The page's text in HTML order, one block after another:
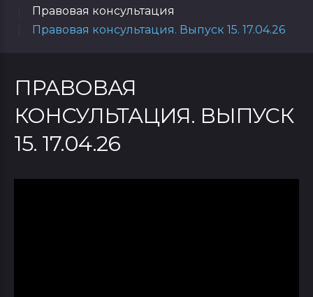
Правовая консультация
Правовая консультация. Выпуск 15. 17.04.26
ПРАВОВАЯ
КОНСУЛЬТАЦИЯ. ВЫПУСК
15. 17.04.26